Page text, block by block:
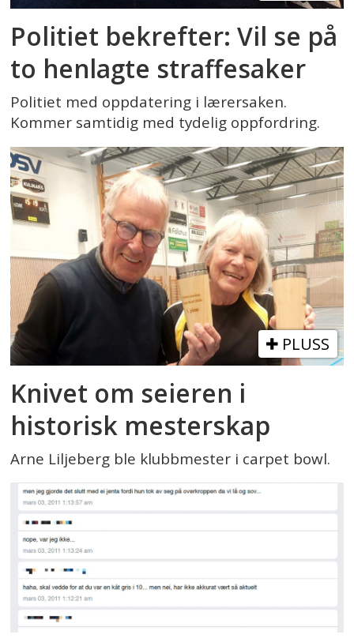
Politiet bekrefter: Vil se på
to henlagte straffesaker
Politiet med oppdatering i lærersaken.
Kommer samtidig med tydelig oppfordring.
PLUSS
Knivet om seieren i
historisk mesterskap
Arne Liljeberg ble klubbmester i carpet bowl.